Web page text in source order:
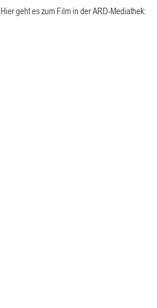
Hier geht es zum Film in der ARD-Mediathek: